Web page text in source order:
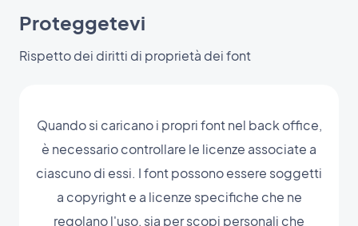
Proteggetevi
Rispetto dei diritti di proprietà dei font
Quando si caricano i propri font nel back office,
è necessario controllare le licenze associate a
ciascuno di essi. I font possono essere soggetti
a copyright e a licenze specifiche che ne
regolano l'uso, sia per scopi personali che